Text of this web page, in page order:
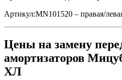
Артикул:MN101520 – правая/
Цены на замену
амортизаторов
ХЛ